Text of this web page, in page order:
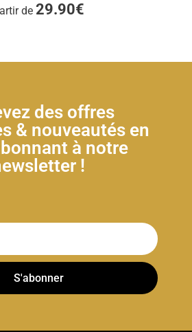
de 29.90€
des offres
& nouveautés en
à notre
!
S'abonner